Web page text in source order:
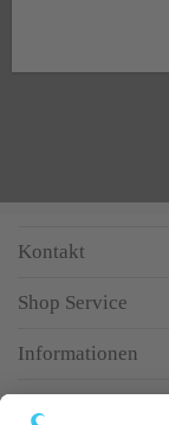
Kontakt
Shop Service
Informationen